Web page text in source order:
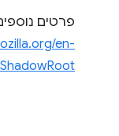
פרטים
en-